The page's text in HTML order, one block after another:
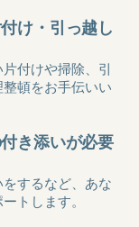
け・引っ越し
付けや掃除、引
頓をお手伝いい
き添いが必要
するなど、あな
トします。